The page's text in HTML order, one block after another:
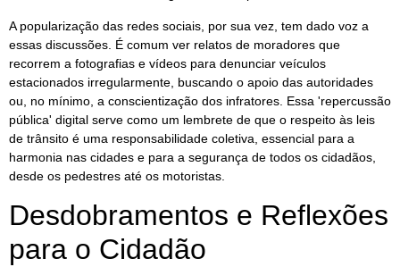
A popularização das redes sociais, por sua vez, tem dado voz a
essas discussões. É comum ver relatos de moradores que
recorrem a fotografias e vídeos para denunciar veículos
estacionados irregularmente, buscando o apoio das autoridades
ou, no mínimo, a conscientização dos infratores. Essa 'repercussão
pública' digital serve como um lembrete de que o respeito às leis
de trânsito é uma responsabilidade coletiva, essencial para a
harmonia nas cidades e para a segurança de todos os cidadãos,
desde os pedestres até os motoristas.
Desdobramentos e Reflexões
para o Cidadão